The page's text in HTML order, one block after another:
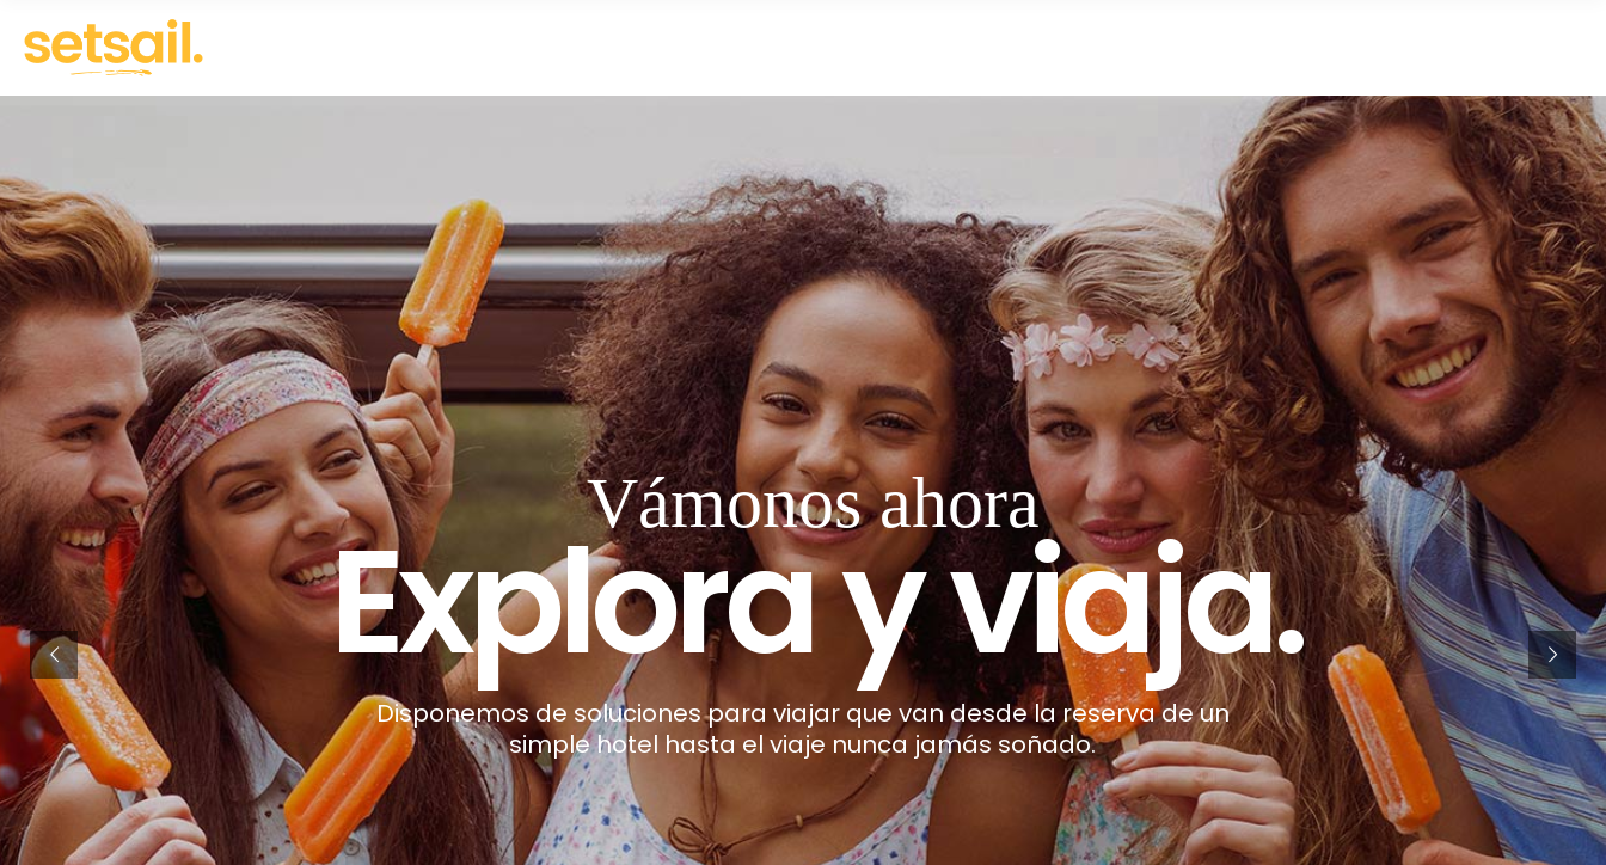
Ven con nosotros
Relájate y disfruta.
Disponemosdeso uc p aj ue a nd reservadeun
s mplehote s t enun aja do.